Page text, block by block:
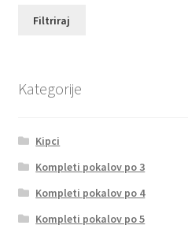
Filtriraj
Kategorije
Kipci
Kompleti pokalov po 3
Kompleti pokalov po 4
Kompleti pokalov po 5